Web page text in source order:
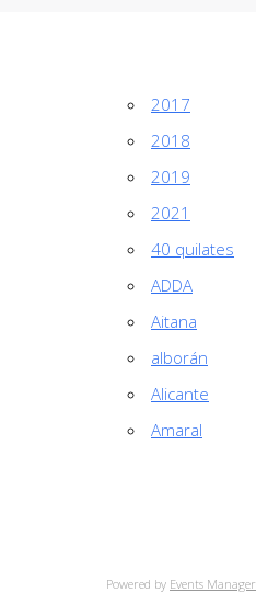
2017
2018
2019
2021
40 quilates
ADDA
Aitana
alborán
Alicante
Amaral
Powered by Events Manager